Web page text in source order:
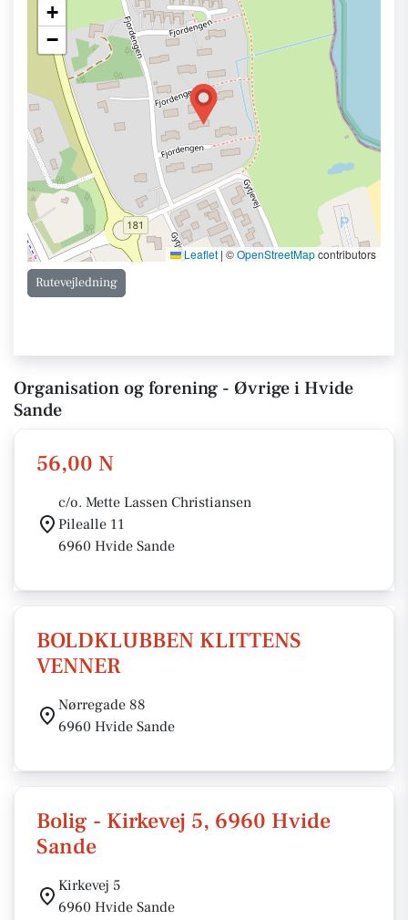
+
−
Leaflet | ©OpenStreetMapcontributors
Rutevejledning
Organisation og forening - Øvrige i Hvide
Sande
56,00 N
c/o. Mette Lassen Christiansen
Pilealle 11
6960 Hvide Sande
BOLDKLUBBEN KLITTENS
VENNER
Nørregade 88
6960 Hvide Sande
Bolig - Kirkevej 5, 6960 Hvide
Sande
Kirkevej 5
6960 Hvide Sande